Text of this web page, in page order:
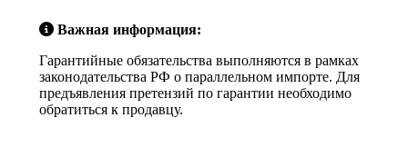
Важная информация:
Гарантийные обязательства выполняются в рамках
законодательства РФ о параллельном импорте. Для
предъявления претензий по гарантии необходимо
обратиться к продавцу.